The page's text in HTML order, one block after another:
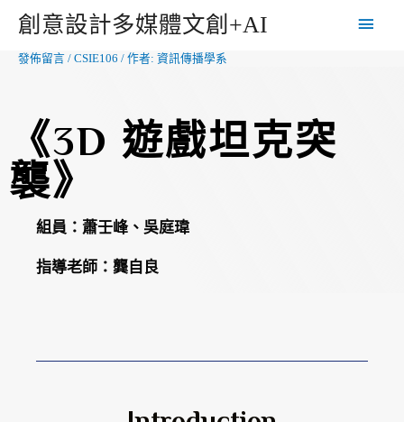
創意設計多媒體文創+AI
發佈留言 / CSIE106 / 作者: 資訊傳播學系
《3D 遊戲坦克突
襲》
組員： 蕭壬峰、吳庭瑋
指導老師： 龔自良